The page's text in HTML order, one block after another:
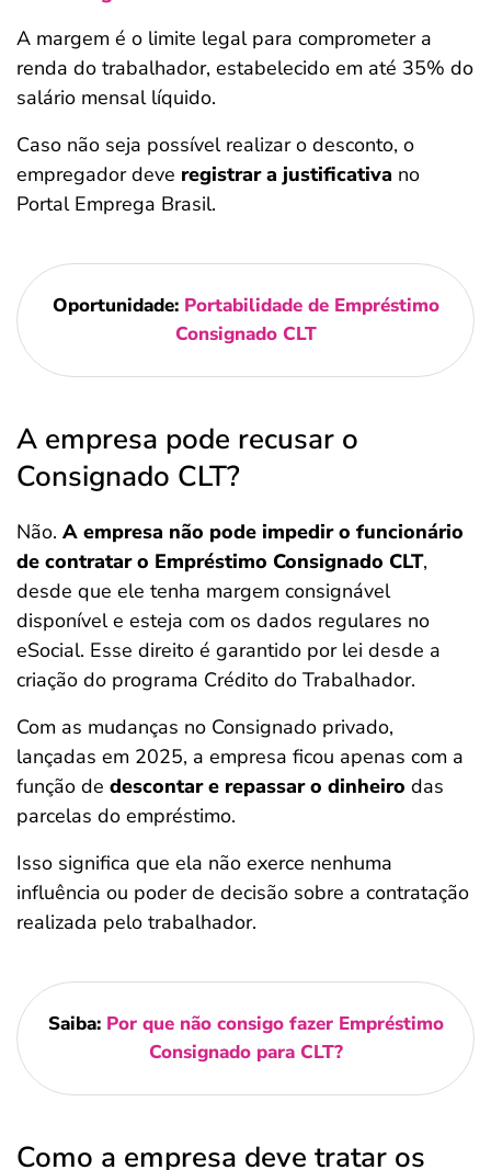
A margem é o limite legal para comprometer a
renda do trabalhador, estabelecido em até 35% do
salário mensal líquido.
Caso não seja possível realizar o desconto, o
empregador deve registrar a justificativa no
Portal Emprega Brasil.
Oportunidade: Portabilidade de Empréstimo
Consignado CLT
A empresa pode recusar o
Consignado CLT?
Não. A empresa não pode impedir o funcionário
de contratar o Empréstimo Consignado CLT,
desde que ele tenha margem consignável
disponível e esteja com os dados regulares no
eSocial. Esse direito é garantido por lei desde a
criação do programa Crédito do Trabalhador.
Com as mudanças no Consignado privado,
lançadas em 2025, a empresa ficou apenas com a
função de descontar e repassar o dinheiro das
parcelas do empréstimo.
Isso significa que ela não exerce nenhuma
influência ou poder de decisão sobre a contratação
realizada pelo trabalhador.
Saiba: Por que não consigo fazer Empréstimo
Consignado para CLT?
Como a empresa deve tratar os